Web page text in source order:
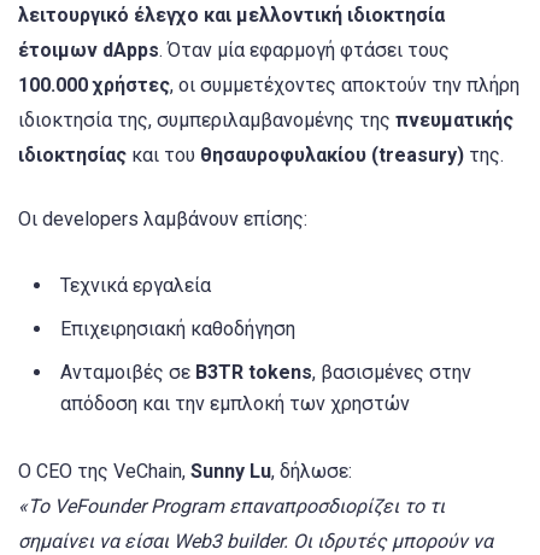
λειτουργικό έλεγχο και μελλοντική ιδιοκτησία
έτοιμων dApps. Όταν μία εφαρμογή φτάσει τους
100.000 χρήστες, οι συμμετέχοντες αποκτούν την πλήρη
ιδιοκτησία της, συμπεριλαμβανομένης της πνευματικής
ιδιοκτησίας και του θησαυροφυλακίου (treasury) της.
Οι developers λαμβάνουν επίσης:
Τεχνικά εργαλεία
Επιχειρησιακή καθοδήγηση
Ανταμοιβές σε B3TR tokens, βασισμένες στην
απόδοση και την εμπλοκή των χρηστών
Ο CEO της VeChain, Sunny Lu, δήλωσε:
«Το VeFounder Program επαναπροσδιορίζει το τι
σημαίνει να είσαι Web3 builder. Οι ιδρυτές μπορούν να